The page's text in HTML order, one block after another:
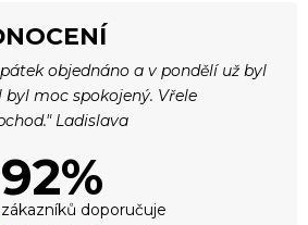
objednáno a v pondělí už byl
moc spokojený. Vřele
Ladislava
92%
zákazníků doporučuje